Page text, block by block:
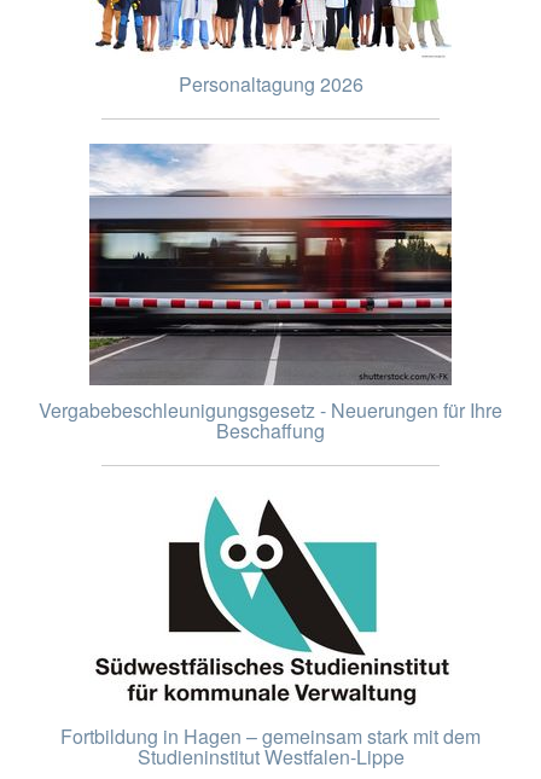
Personaltagung 2026
Vergabebeschleunigungsgesetz - Neuerungen für Ihre
Beschaffung
Fortbildung in Hagen – gemeinsam stark mit dem
Studieninstitut Westfalen-Lippe